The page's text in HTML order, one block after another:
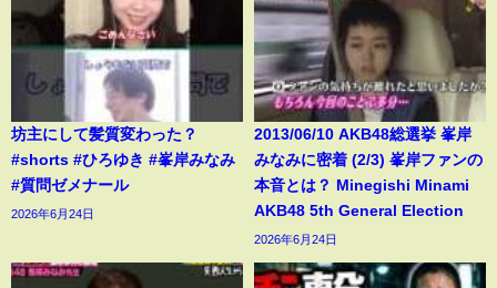
坊主にして髪質変わった？
#shorts #ひろゆき #峯岸みなみ
#質問ゼメナール
2026年6月24日
2013/06/10 AKB48総選挙 峯岸
みなみに密着 (2/3) 峯岸ファンの
本音とは？ Minegishi Minami
AKB48 5th General Election
2026年6月24日